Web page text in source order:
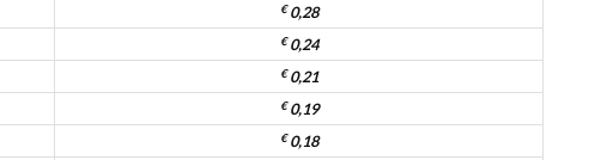
€0,28
€0,24
€0,21
€0,19
€0,18